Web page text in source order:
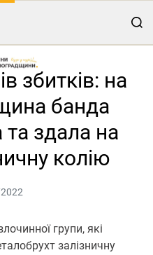
збитків: на
банда
здала на
колію
групи, які
залізничну